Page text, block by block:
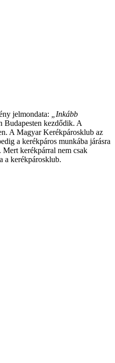
jelmondata:
„Inkább
Budapesten kezdődik. A
A Magyar Kerékpárosklub az
a kerékpáros munkába járásra
Mert kerékpárral nem csak
a kerékpárosklub.